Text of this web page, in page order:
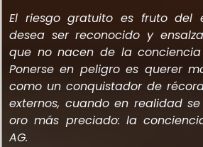
El riesgo gratuito es fruto del
desea ser reconocido y
que no nacen de la
Ponerse en peligro es querer
como un conquistador de
externos, cuando en realidad
oro más preciado: la
AG.